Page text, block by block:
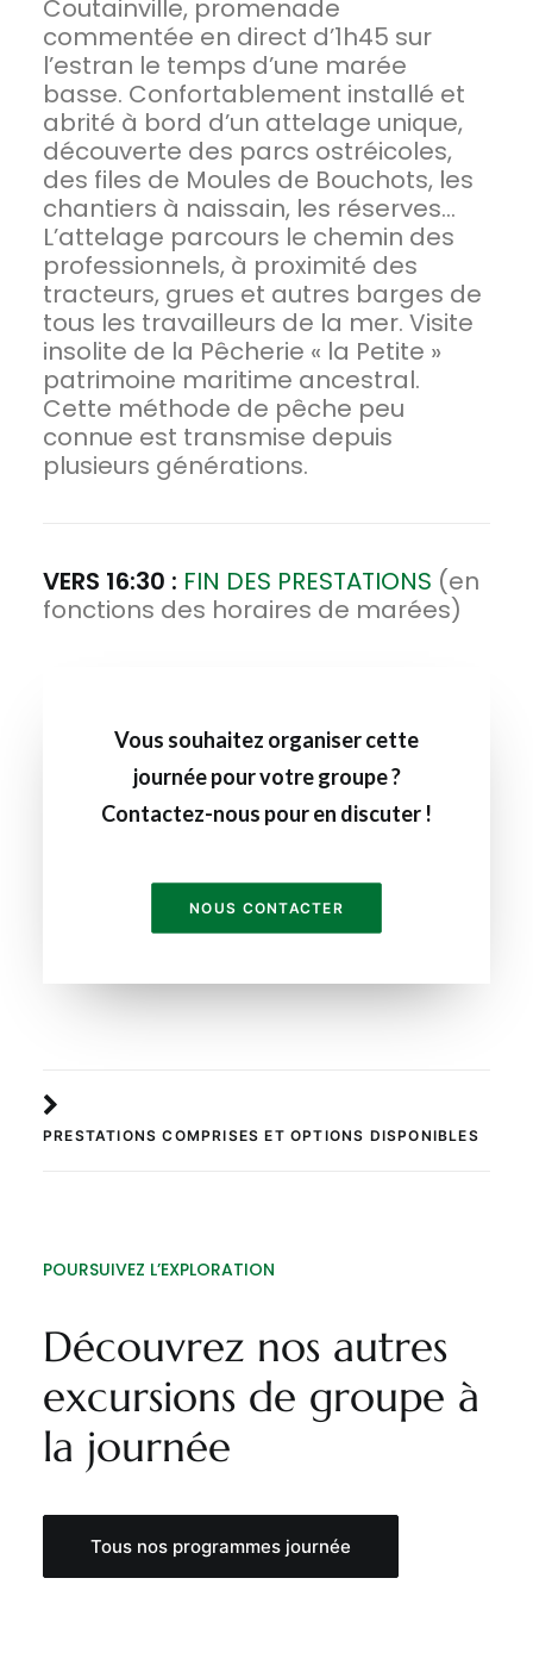
Coutainville, promenade
commentée en direct d’1h45 sur
l’estran le temps d’une marée
basse. Confortablement installé et
abrité à bord d’un attelage unique,
découverte des parcs ostréicoles,
des files de Moules de Bouchots, les
chantiers à naissain, les réserves…
L’attelage parcours le chemin des
professionnels, à proximité des
tracteurs, grues et autres barges de
tous les travailleurs de la mer. Visite
insolite de la Pêcherie « la Petite »
patrimoine maritime ancestral.
Cette méthode de pêche peu
connue est transmise depuis
plusieurs générations.
VERS 16:30 : FIN DES PRESTATIONS (en
fonctions des horaires de marées)
Vous souhaitez organiser cette
journée pour votre groupe ?
Contactez-nous pour en discuter !
NOUS CONTACTER
PRESTATIONS COMPRISES ET OPTIONS DISPONIBLES
POURSUIVEZ L’EXPLORATION
Découvrez nos autres
excursions de groupe à
la journée
Tous nos programmes journée